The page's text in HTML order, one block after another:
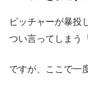
ピッチャーが暴投
つい言ってしまう
ですが、ここで一